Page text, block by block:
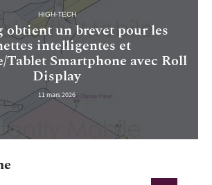
HIGH-TECH
obtient un brevet pour les
intelligentes et
Tablet Smartphone avec Roll
Display
11 mars 2026